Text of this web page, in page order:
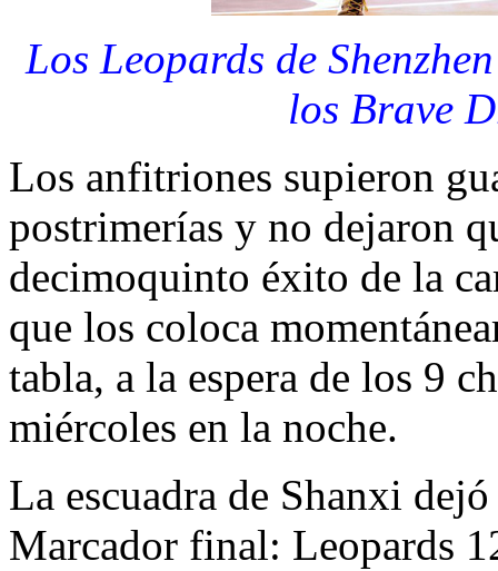
Los Leopards de
los Brave
Los anfitriones supieron
postrimerías y no dejaron
decimoquinto éxito de la
que los coloca
tabla, a la espera de los 9
miércoles en la noche.
La escuadra de Shanxi
Marcador final: Leopards